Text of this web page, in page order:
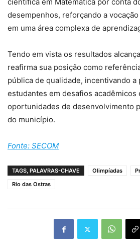
científica em Matemática por conta
desempenhos, reforçando a
em uma área complexa de
Tendo em vista os resultados
reafirma sua posição como
pública de qualidade, incentivando a
estudantes em desafios acadêmicos
oportunidades de desenvolvimento
do município.
Fonte: SECOM
TAGS, PALAVRAS-CHAVE Olimpíadas
Rio das Ostras